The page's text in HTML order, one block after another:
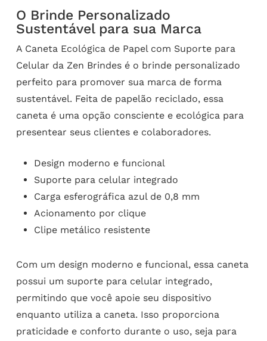
O Brinde Personalizado
Sustentável para sua Marca
A Caneta Ecológica de Papel com Suporte para
Celular da Zen Brindes é o brinde personalizado
perfeito para promover sua marca de forma
sustentável. Feita de papelão reciclado, essa
caneta é uma opção consciente e ecológica para
presentear seus clientes e colaboradores.
Design moderno e funcional
Suporte para celular integrado
Carga esferográfica azul de 0,8 mm
Acionamento por clique
Clipe metálico resistente
Com um design moderno e funcional, essa caneta
possui um suporte para celular integrado,
permitindo que você apoie seu dispositivo
enquanto utiliza a caneta. Isso proporciona
praticidade e conforto durante o uso, seja para